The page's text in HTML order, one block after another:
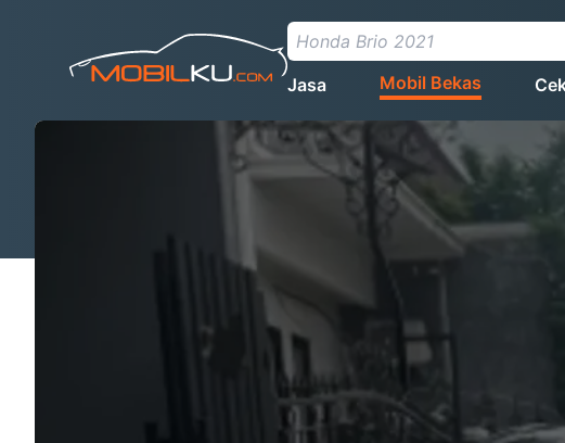
Jasa Mobil Bekas